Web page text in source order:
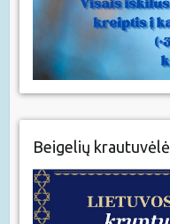
Beigelių krautuvėlė